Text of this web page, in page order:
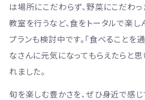
は場所にこだわらず、野菜にこだわ
教室を行うなど、食をトータルで楽し
プランも検討中です。「食べることを
なさんに元気になってもらえたらと思
れました。
旬を楽しむ豊かさを、ぜひ身近で感じ